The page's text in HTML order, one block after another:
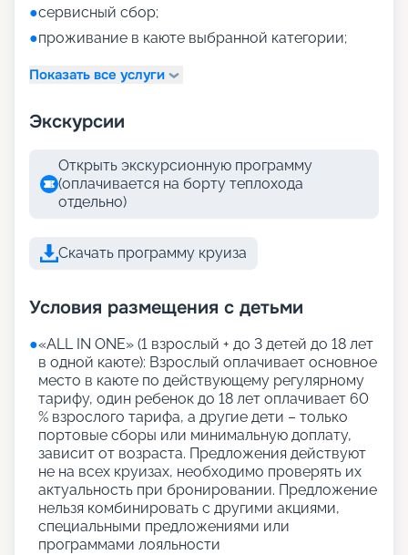
●сервисный сбор;
●проживание в каюте выбранной категории;
Показать все услуги
Экскурсии
Открыть экскурсионную программу
(оплачивается на борту теплохода
отдельно)
Скачать программу круиза
Условия размещения с детьми
●«АLL IN ONE» (1 взрослый + до 3 детей до 18 лет
в одной каюте): Взрослый оплачивает основное
место в каюте по действующему регулярному
тарифу, один ребенок до 18 лет оплачивает 60
% взрослого тарифа, а другие дети – только
портовые сборы или минимальную доплату,
зависит от возраста. Предложения действуют
не на всех круизах, необходимо проверять их
актуальность при бронировании. Предложение
нельзя комбинировать с другими акциями,
специальными предложениями или
программами лояльности